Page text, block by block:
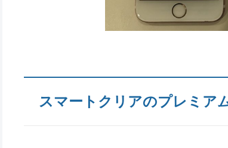
スマートクリアのプレミア